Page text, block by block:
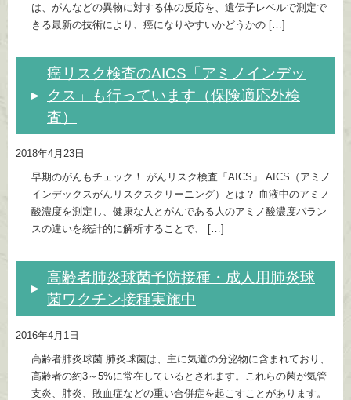
は、がんなどの異物に対する体の反応を、遺伝子レベルで測定で
きる最新の技術により、癌になりやすいかどうかの […]
癌リスク検査のAICS「アミノインデッ
クス」も行っています（保険適応外検
査）
2018年4月23日
早期のがんもチェック！ がんリスク検査「AICS」 AICS（アミノ
インデックスがんリスクスクリーニング）とは？ 血液中のアミノ
酸濃度を測定し、健康な人とがんである人のアミノ酸濃度バラン
スの違いを統計的に解析することで、 […]
高齢者肺炎球菌予防接種・成人用肺炎球
菌ワクチン接種実施中
2016年4月1日
高齢者肺炎球菌 肺炎球菌は、主に気道の分泌物に含まれており、
高齢者の約3～5%に常在しているとされます。これらの菌が気管
支炎、肺炎、敗血症などの重い合併症を起こすことがあります。